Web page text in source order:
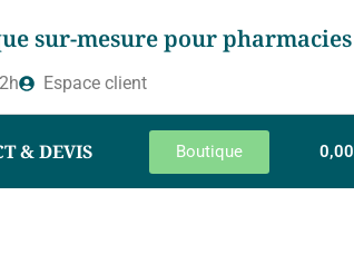
sur-mesurepour pharmacies
Espace client
& DEVIS Boutique 0,00